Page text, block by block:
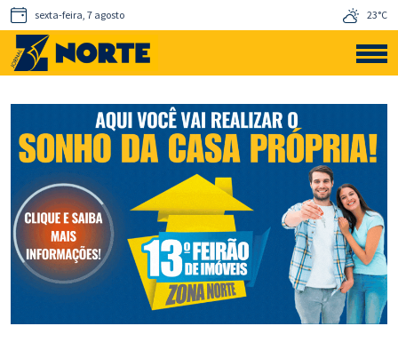
sexta-feira, 7 agosto 23°C